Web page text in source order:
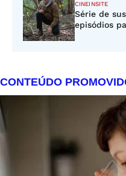
CINEINSITE
Série de
episódios